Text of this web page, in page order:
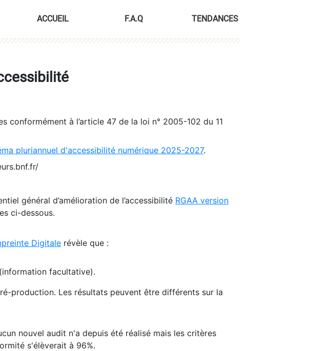
ACCUEIL F.A.Q TENDANCES
conformément à l’article 47 de la loi n° 2005-102 du 11
pluriannuel d'accessibilité numérique 2025-2027.
général d’amélioration de l’accessibilité RGAA version
ci-dessous.
Digitale révèle que :
facultative).
production. Les résultats peuvent être différents sur la
nouvel audit n'a depuis été réalisé mais les critères
s'élèverait à 96%.